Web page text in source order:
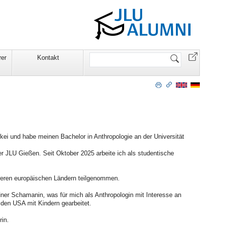
Kontakt
Website
und habe meinen Bachelor in Anthropologie an der Universität
JLU Gießen. Seit Oktober 2025 arbeite ich als studentische
europäischen Ländern teilgenommen.
Schamanin, was für mich als Anthropologin mit Interesse an
USA mit Kindern gearbeitet.